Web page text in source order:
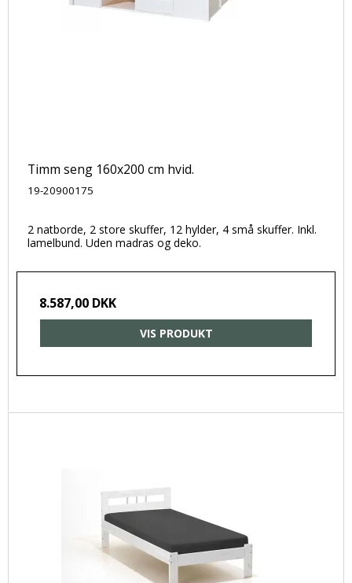
Timm seng 160x200 cm hvid.
19-20900175
2 natborde, 2 store skuffer, 12 hylder, 4 små skuffer. Inkl.
lamelbund. Uden madras og deko.
8.587,00 DKK
VIS PRODUKT